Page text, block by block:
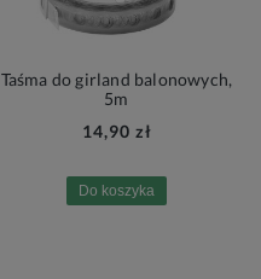
Taśma do girland balonowych,
5m
14,90 zł
Do koszyka